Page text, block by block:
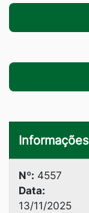
Informações
Nº: 4557
Data:
13/11/2025